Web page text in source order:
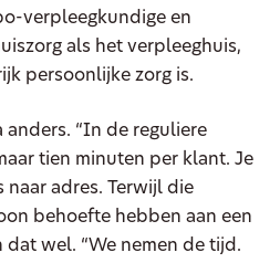
verpleegkundige en
als het verpleeghuis,
persoonlijke zorg is.
“In de reguliere
tien minuten per klant. Je
adres. Terwijl die
behoefte hebben aan een
dat wel. “We nemen de tijd.